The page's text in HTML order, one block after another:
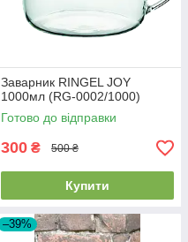
Заварник RINGEL JOY
1000мл (RG-0002/1000)
Готово до відправки
300 ₴ 500 ₴
Купити
–39%